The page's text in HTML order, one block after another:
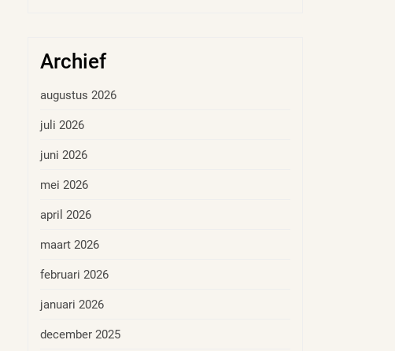
Archief
augustus 2026
juli 2026
juni 2026
mei 2026
april 2026
maart 2026
februari 2026
januari 2026
december 2025